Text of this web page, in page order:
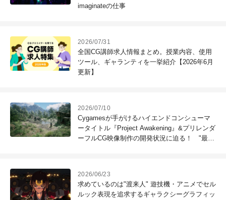
imaginateの仕事
2026/07/31
全国CG講師求人情報まとめ。授業内容、使用
ツール、ギャランティを一挙紹介【2026年6月
更新】
2026/07/10
Cygamesが手がけるハイエンドコンシューマ
ータイトル『Project Awakening』&プリレンダ
ーフルCG映像制作の開発状況に迫る！ "最高
2026/06/23
求めているのは"渡来人" 遊技機・アニメでセル
ルック表現を追求するギャラクシーグラフィッ